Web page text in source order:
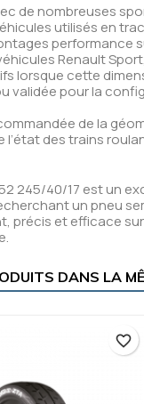
de nombreuses
utilisés en
performance
Renault
lorsque cette
validée pour la
de la
l’état des trains
245/40/17 est un
un pneu
précis et efficace
DANS LA
favorite_border